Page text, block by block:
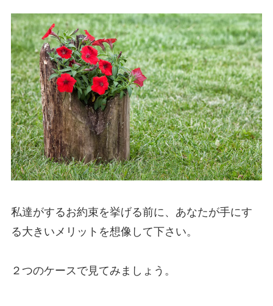
私達がするお約束を挙げる前に、あなたが手にす
る大きいメリットを想像して下さい。
２つのケースで見てみましょう。